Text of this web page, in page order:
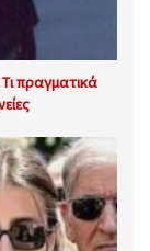
πραγματικά